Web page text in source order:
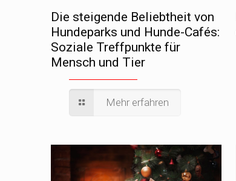
Die steigende Beliebtheit von
Hundeparks und Hunde-Cafés:
Soziale Treffpunkte für
Mensch und Tier
Mehr erfahren